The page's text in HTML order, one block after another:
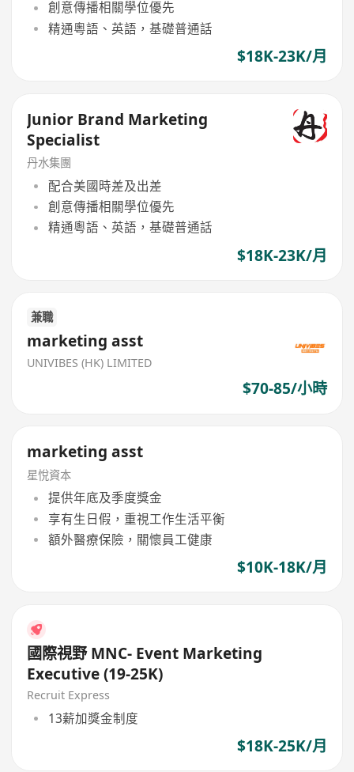
創意傳播相關學位優先
精通粵語、英語，基礎普通話
$18K-23K/月
Junior Brand Marketing
Specialist
丹水集團
配合美國時差及出差
創意傳播相關學位優先
精通粵語、英語，基礎普通話
$18K-23K/月
兼職
marketing asst
UNIVIBES (HK) LIMITED
$70-85/小時
marketing asst
星悅資本
提供年底及季度獎金
享有生日假，重視工作生活平衡
額外醫療保險，關懷員工健康
$10K-18K/月
國際視野 MNC- Event Marketing
Executive (19-25K)
Recruit Express
13薪加獎金制度
$18K-25K/月